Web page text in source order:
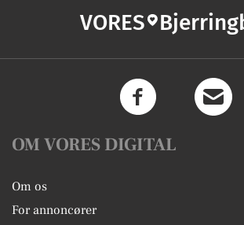
VORES
OM VORES DIGITAL
Om os
For annoncører